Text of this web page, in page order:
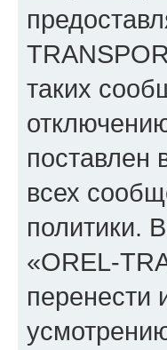
таких
поставлен
всех
политики.
«OREL-
перенести